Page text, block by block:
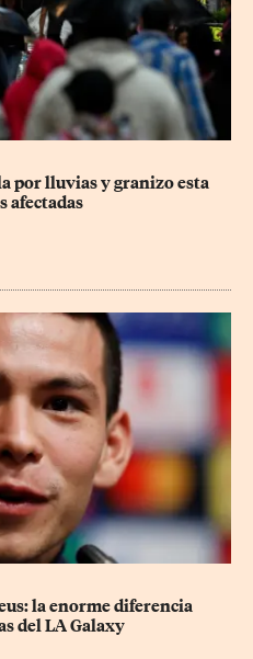
por lluvias y granizo esta
afectadas
la enorme diferencia
del LA Galaxy